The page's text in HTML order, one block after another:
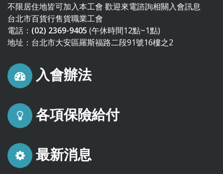
不限居住地皆可加入本工會 歡迎來電諮詢相關入會訊息
台北市百貨行售貨職業工會
電話： (02) 2369-9405 (午休時間12點~1點)
地址：台北市大安區羅斯福路二段91號16樓之2
入會辦法
各項保險給付
最新消息